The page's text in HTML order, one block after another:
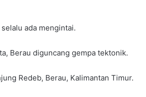
ada mengintai.
Berau diguncang gempa tektonik.
Redeb, Berau, Kalimantan Timur.